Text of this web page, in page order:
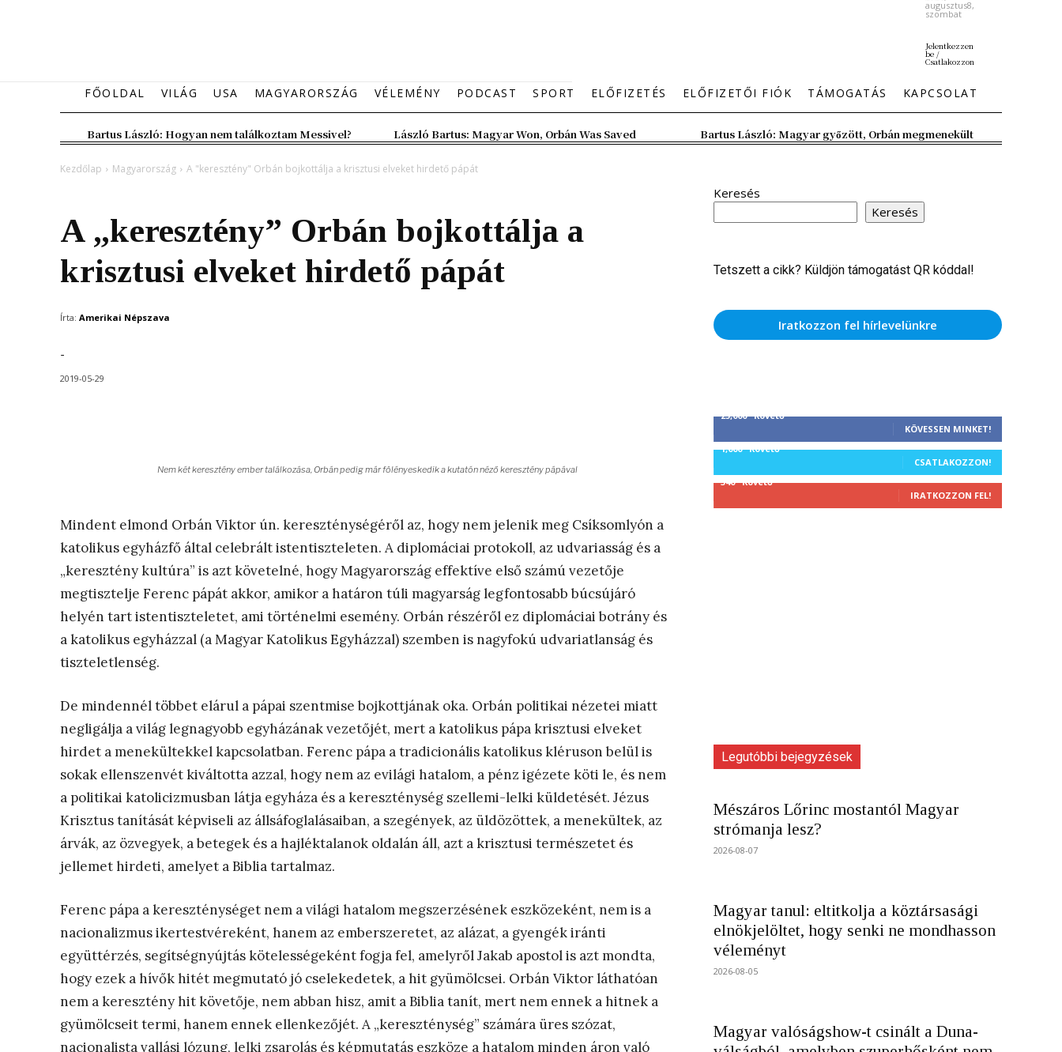
augusztus8,
szombat
Jelentkezzen
be /
Csatlakozzon
FŐOLDAL VILÁG USA MAGYARORSZÁG VÉLEMÉNY PODCAST SPORT ELŐFIZETÉS ELŐFIZETŐI FIÓK TÁMOGATÁS KAPCSOLAT
Bartus László: Hogyan nem találkoztam Messivel? László Bartus: Magyar Won, Orbán Was Saved Bartus László: Magyar győzött, Orbán megmenekült
Kezdőlap Magyarország A "keresztény" Orbán bojkottálja a krisztusi elveket hirdető pápát
A „keresztény” Orbán bojkottálja a
krisztusi elveket hirdető pápát
Írta: Amerikai Népszava
-
2019-05-29
Nem két keresztény ember találkozása, Orbán pedig már fölényeskedik a kutatón néző keresztény pápával
Mindent elmond Orbán Viktor ún. kereszténységéről az, hogy nem jelenik meg Csíksomlyón a
katolikus egyházfő által celebrált istentiszteleten. A diplomáciai protokoll, az udvariasság és a
„keresztény kultúra” is azt követelné, hogy Magyarország effektíve első számú vezetője
megtisztelje Ferenc pápát akkor, amikor a határon túli magyarság legfontosabb búcsújáró
helyén tart istentiszteletet, ami történelmi esemény. Orbán részéről ez diplomáciai botrány és
a katolikus egyházzal (a Magyar Katolikus Egyházzal) szemben is nagyfokú udvariatlanság és
tiszteletlenség.
De mindennél többet elárul a pápai szentmise bojkottjának oka. Orbán politikai nézetei miatt
negligálja a világ legnagyobb egyházának vezetőjét, mert a katolikus pápa krisztusi elveket
hirdet a menekültekkel kapcsolatban. Ferenc pápa a tradicionális katolikus kléruson belül is
sokak ellenszenvét kiváltotta azzal, hogy nem az evilági hatalom, a pénz igézete köti le, és nem
a politikai katolicizmusban látja egyháza és a kereszténység szellemi-lelki küldetését. Jézus
Krisztus tanítását képviseli az állsáfoglalásaiban, a szegények, az üldözöttek, a menekültek, az
árvák, az özvegyek, a betegek és a hajléktalanok oldalán áll, azt a krisztusi természetet és
jellemet hirdeti, amelyet a Biblia tartalmaz.
Ferenc pápa a kereszténységet nem a világi hatalom megszerzésének eszközeként, nem is a
nacionalizmus ikertestvéreként, hanem az emberszeretet, az alázat, a gyengék iránti
együttérzés, segítségnyújtás kötelességeként fogja fel, amelyről Jakab apostol is azt mondta,
hogy ezek a hívők hitét megmutató jó cselekedetek, a hit gyümölcsei. Orbán Viktor láthatóan
nem a keresztény hit követője, nem abban hisz, amit a Biblia tanít, mert nem ennek a hitnek a
gyümölcseit termi, hanem ennek ellenkezőjét. A „kereszténység” számára üres szózat,
nacionalista vallási lózung, lelki zsarolás és képmutatás eszköze a hatalom minden áron való
Keresés
Keresés
Tetszett a cikk? Küldjön támogatást QR kóddal!
Iratkozzon fel hírlevelünkre
25,000 Követő
KÖVESSEN MINKET!
1,000 Követő
CSATLAKOZZON!
340 Követő
IRATKOZZON FEL!
Legutóbbi bejegyzések
Mészáros Lőrinc mostantól Magyar
strómanja lesz?
2026-08-07
Magyar tanul: eltitkolja a köztársasági
elnökjelöltet, hogy senki ne mondhasson
véleményt
2026-08-05
Magyar valóságshow-t csinált a Duna-